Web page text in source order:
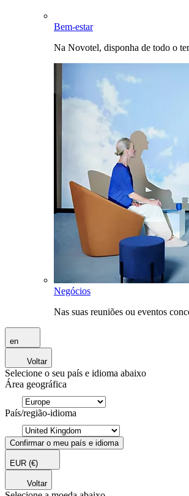
Bem-estar
Na Novotel, disponha de todo o
Negócios
Nas suas reuniões ou eventos
en
Voltar
Selecione o seu país e idioma abaixo
Área geográfica
País/região-idioma
Confirmar o meu país e idioma
EUR (€)
Voltar